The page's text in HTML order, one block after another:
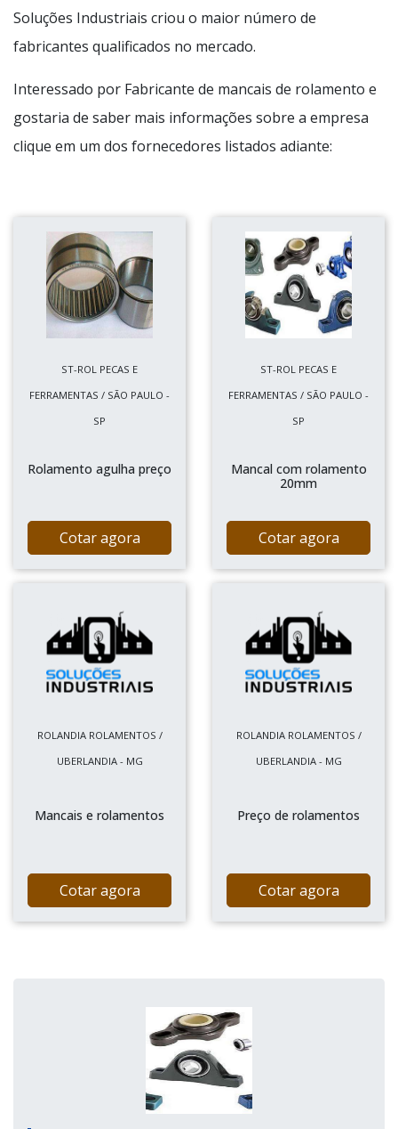
Soluções Industriais criou o maior número de
fabricantes qualificados no mercado.
Interessado por Fabricante de mancais de rolamento e
gostaria de saber mais informações sobre a empresa
clique em um dos fornecedores listados adiante:
ST-ROL PECAS E
FERRAMENTAS / SÃO PAULO -
SP
Rolamento agulha preço
Cotar agora
ST-ROL PECAS E
FERRAMENTAS / SÃO PAULO -
SP
Mancal com rolamento
20mm
Cotar agora
ROLANDIA ROLAMENTOS /
UBERLANDIA - MG
Mancais e rolamentos
Cotar agora
ROLANDIA ROLAMENTOS /
UBERLANDIA - MG
Preço de rolamentos
Cotar agora